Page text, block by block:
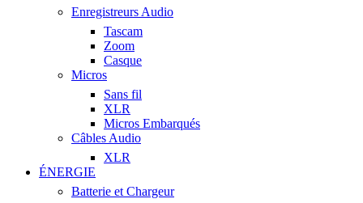
Enregistreurs Audio
Tascam
Zoom
Casque
Micros
Sans fil
XLR
Micros Embarqués
Câbles Audio
XLR
ÉNERGIE
Batterie et Chargeur